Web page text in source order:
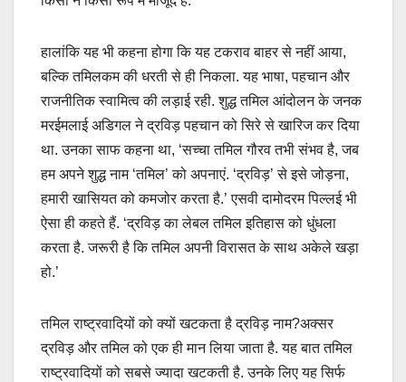
हालांकि यह भी कहना होगा कि यह टकराव बाहर से नहीं आया,
बल्कि तमिलकम की धरती से ही निकला. यह भाषा, पहचान और
राजनीतिक स्वामित्व की लड़ाई रही. शुद्ध तमिल आंदोलन के जनक
मरईमलाई अडिगल ने द्रविड़ पहचान को सिरे से खारिज कर दिया
था. उनका साफ कहना था, ‘सच्चा तमिल गौरव तभी संभव है, जब
हम अपने शुद्ध नाम ‘तमिल’ को अपनाएं. ‘द्रविड़’ से इसे जोड़ना,
हमारी खासियत को कमजोर करता है.’ एसवी दामोदरम पिल्लई भी
ऐसा ही कहते हैं. ‘द्रविड़ का लेबल तमिल इतिहास को धुंधला
करता है. जरूरी है कि तमिल अपनी विरासत के साथ अकेले खड़ा
हो.’
तमिल राष्ट्रवादियों को क्यों खटकता है द्रविड़ नाम?अक्सर
द्रविड़ और तमिल को एक ही मान लिया जाता है. यह बात तमिल
राष्ट्रवादियों को सबसे ज्यादा खटकती है. उनके लिए यह सिर्फ